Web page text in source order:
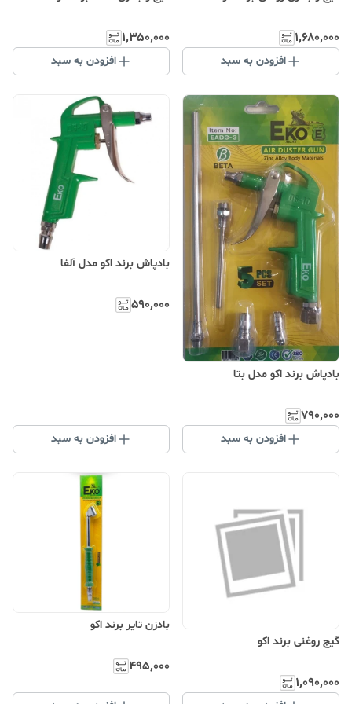
۱٬۶۸۰٬۰۰۰
افزودن به سبد
۱٬۳۵۰٬۰۰۰
افزودن به سبد
بادپاش برند اکو مدل بتا
۷۹۰٬۰۰۰
افزودن به سبد
بادپاش برند اکو مدل آلفا
۵۹۰٬۰۰۰
افزودن به سبد
گیج روغنی برند اکو
۱٬۰۹۰٬۰۰۰
بادزن تایر برند اکو
۴۹۵٬۰۰۰